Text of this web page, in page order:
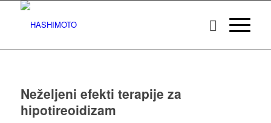
Neželjeni efekti terapije za
hipotireoidizam